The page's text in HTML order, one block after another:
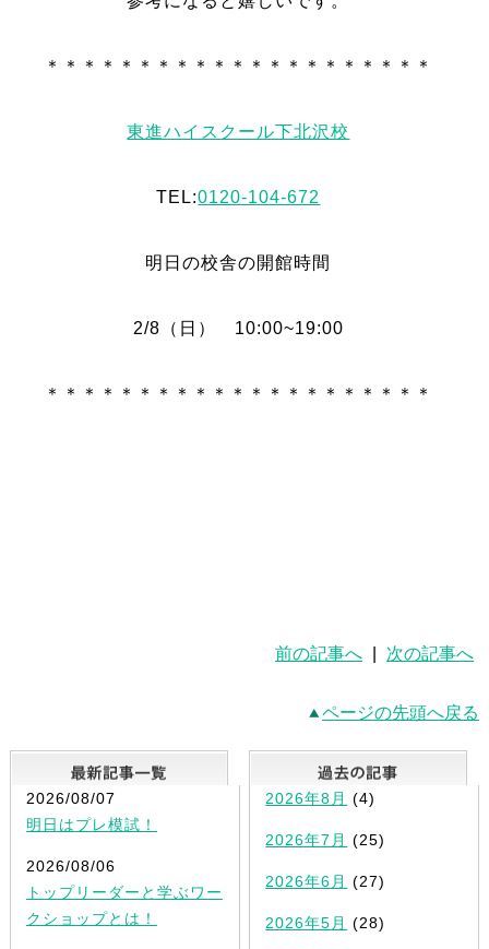
＊＊＊＊＊＊＊＊＊＊＊＊＊＊＊＊＊＊＊＊＊
東進ハイスクール下北沢校
TEL:0120-104-672
明日の校舎の開館時間
2/8（日） 10:00~19:00
＊＊＊＊＊＊＊＊＊＊＊＊＊＊＊＊＊＊＊＊＊
前の記事へ 次の記事へ
ページの先頭へ戻る
最新記事一覧
2026/08/07
明日はプレ模試！
2026/08/06
トップリーダーと学ぶワー
クショップとは！
2026年8月 (4)
2026年7月 (25)
2026年6月 (27)
2026年5月 (28)